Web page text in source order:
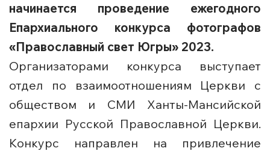
начинается проведение ежегодного
Епархиального конкурса фотографов
«Православный свет Югры» 2023.
Организаторами конкурса выступает
отдел по взаимоотношениям Церкви с
обществом и СМИ Ханты-Мансийской
епархии Русской Православной Церкви.
Конкурс направлен на привлечение